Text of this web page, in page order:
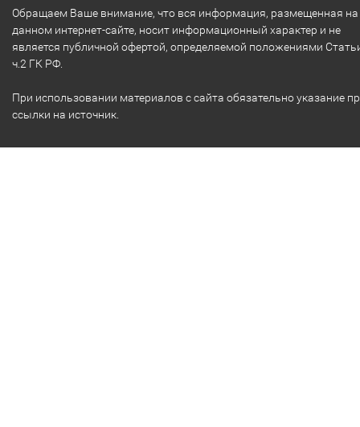
Обращаем Ваше внимание, что вся информация, размещенная на
данном интернет-сайте, носит информационный характер и не
является публичной офертой, определяемой положениями
ч.2 ГК РФ.
При использовании материалов с сайта обязательно указание
ссылки на источник.